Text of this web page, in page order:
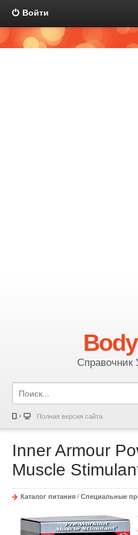
Войти
Справочник
Полная версия сайта
Inner Armour
Muscle
Каталог питания / Специальные